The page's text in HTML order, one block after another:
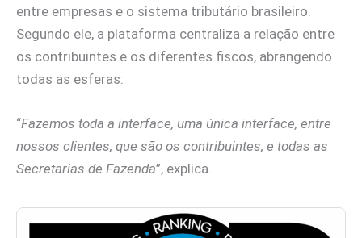
entre empresas e o sistema tributário brasileiro.
Segundo ele, a plataforma centraliza a relação entre
os contribuintes e os diferentes fiscos, abrangendo
todas as esferas:
“Fazemos toda a interface, uma única interface, entre
nossos clientes, que são os contribuintes, e todas as
Secretarias de Fazenda”, explica.